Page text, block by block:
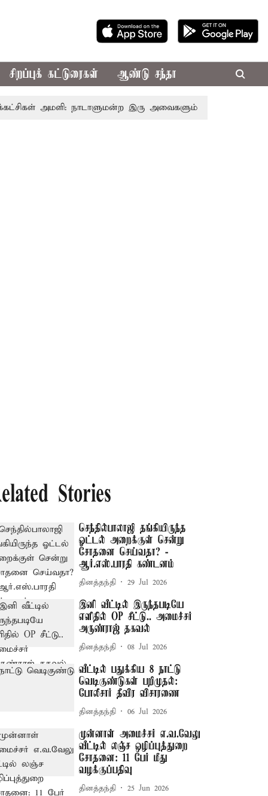
சிறப்புக் கட்டுரைகள் ஆண்டு சந்தா
அமளி: நாடாளுமன்ற இரு அவைகளும் திங்கள்கிழமை வரை
Stories
செந்தில்பாலாஜி தங்கியிருந்த
ஓட்டல் அறைக்குள் சென்று
சோதனை செய்வதா? -
ஆர்.எஸ்.பாரதி கண்டனம்
தினத்தந்தி 29 Jul 2026
இனி வீட்டில் இருந்தபடியே
எளிதில் OP சீட்டு.. அமைச்சர்
அருண்ராஜ் தகவல்
தினத்தந்தி 08 Jul 2026
வீட்டில் பதுக்கிய 8 நாட்டு
வெடிகுண்டுகள் பறிமுதல்:
போலீசார் தீவிர விசாரணை
தினத்தந்தி 06 Jul 2026
முன்னாள் அமைச்சர் எ.வ.வேலு
வீட்டில் லஞ்ச ஒழிப்புத்துறை
சோதனை: 11 பேர் மீது
வழக்குப்பதிவு
தினத்தந்தி 25 Jun 2026